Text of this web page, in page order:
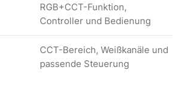
RGB+CCT-Funktion,
Controller und Bedienung
CCT-Bereich, Weißkanäle und
passende Steuerung